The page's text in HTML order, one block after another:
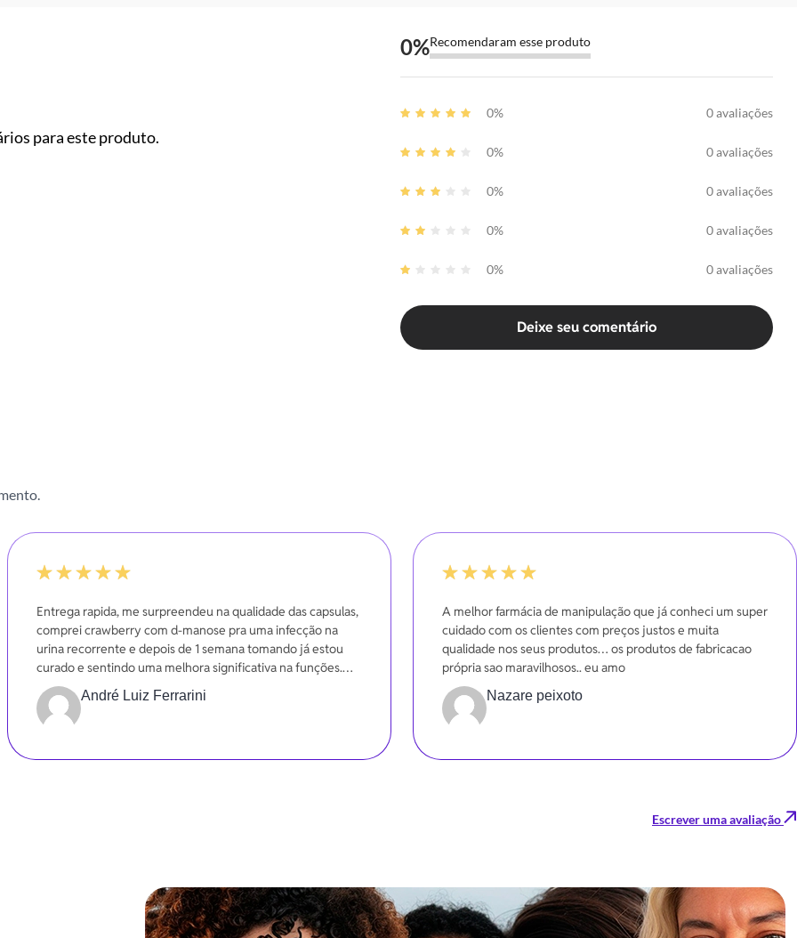
para este produto.
0%Recomendaram esse produto
0% 0 avaliações
0% 0 avaliações
0% 0 avaliações
0% 0 avaliações
0% 0 avaliações
Deixe seu comentário
Entrega rapida, me surpreendeu na qualidade das capsulas,
comprei crawberry com d-manose pra uma infecção na
urina recorrente e depois de 1 semana tomando já estou
curado e sentindo uma melhora significativa na funções.
Gratidão
André Luiz Ferrarini
A melhor farmácia de manipulação que já conheci um super
cuidado com os clientes com preços justos e muita
qualidade nos seus produtos… os produtos de fabricacao
própria sao maravilhosos.. eu amo
Nazare peixoto
Escrever uma avaliação